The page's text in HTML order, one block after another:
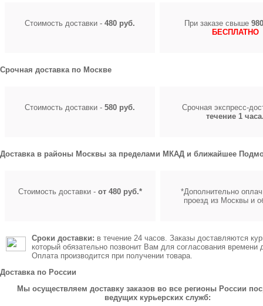
Стоимость доставки - 480 руб. При заказе свыше
БЕСПЛАТНО
Срочная доставка по Москве
Стоимость доставки - 580 руб.
Срочная экспресс-
течение 1
Доставка в районы Москвы за пределами МКАД и ближайшее
Стоимость доставки - от 480 руб.*
*Дополнительно
проезд из Москвы и
Сроки доставки: в течение 24 часов. Заказы доставляются
который обязательно позвонит Вам для согласования времени
Оплата производится при получении товара.
Доставка по России
Мы осуществляем доставку заказов во все регионы России
ведущих курьерских служб: